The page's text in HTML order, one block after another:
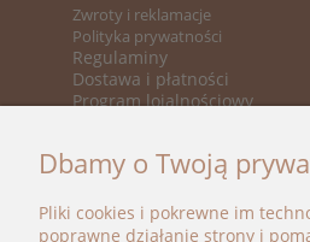
Zwroty i reklamacje
Polityka prywatności
Regulaminy
Dostawa i płatności
Program lojalnościowy
Promocje
Marki
Dbamy o Twoją
Pliki cookies i pokrewne im
poprawne działanie strony i